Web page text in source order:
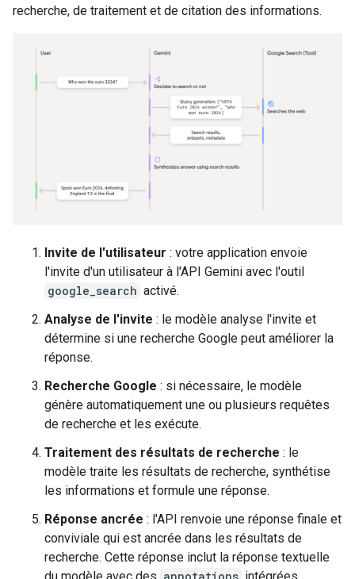
recherche, de traitement et de citation des informations.
Invite de l'utilisateur : votre application envoie
l'invite d'un utilisateur à l'API Gemini avec l'outil
google_search activé.
Analyse de l'invite : le modèle analyse l'invite et
détermine si une recherche Google peut améliorer la
réponse.
Recherche Google : si nécessaire, le modèle
génère automatiquement une ou plusieurs requêtes
de recherche et les exécute.
Traitement des résultats de recherche : le
modèle traite les résultats de recherche, synthétise
les informations et formule une réponse.
Réponse ancrée : l'API renvoie une réponse finale et
conviviale qui est ancrée dans les résultats de
recherche. Cette réponse inclut la réponse textuelle